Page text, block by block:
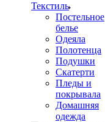
Текстиль
Постельное
белье
Одеяла
Полотенца
Подушки
Скатерти
Пледы и
покрывала
Домашняя
одежда